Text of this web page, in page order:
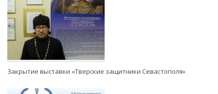
Закрытие выставки «Тверские защитники Севастополя»